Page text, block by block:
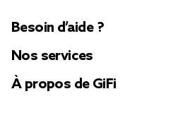
Besoin d’aide ?
Nos services
À propos de GiFi